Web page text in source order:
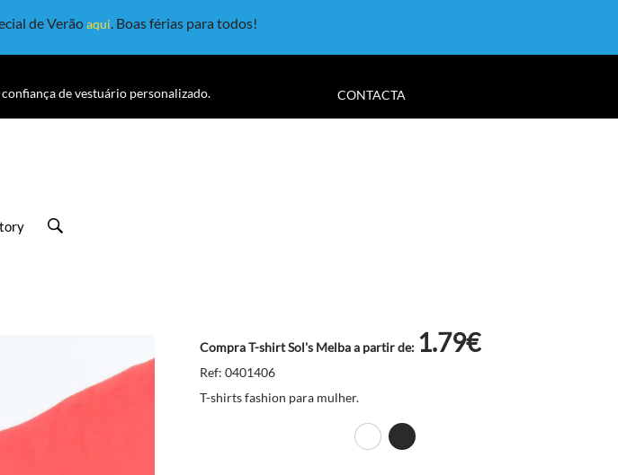
de Verãoaqui. Boas férias para todos!
de vestuário personalizado. CONTACTA
Compra T-shirt Sol's Melba a partir de: 1.79€
Ref: 0401406
T-shirts fashion para mulher.